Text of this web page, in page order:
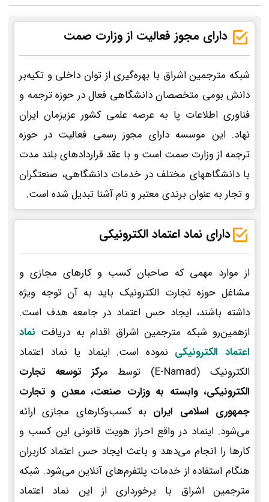
دارای مجوز فعالیت از وزارت صمت
شبکه مترجمین اشراق با بهره‌گیری از توان داخلی و تکیه‌بر
دانش بومی متخصصان دانشگاهی فعال در حوزه ترجمه و
فناوری اطلاعات پا به عرصه علمی کشور عزیزمان ایران
نهاد. این موسسه دارای مجوز رسمی فعالیت در حوزه
ترجمه از وزارت صمت است و با عقد قراردادهای بلند مدت
با دانشگاههای مختلف در خدمات دانشگاهی، صنعتگران
و تجار به عنوان برندی معتبر و نام آشنا تبدیل شده است.
دارای نماد اعتماد الکترونیکی
از موارد مهمی که صاحبان کسب و کارهای مجازی و
مشاغل حوزه تجارت الکترونیک باید به آن توجه ویژه
داشته باشند، ایجاد حس اعتماد در جامعه هدف است.
ازهمین‌رو شبکه مترجمین اشراق اقدام به دریافت نماد
اعتماد الکترونیکی نموده است. اینماد یا نماد اعتماد
الکترونیک (E-Namad) توسط م
رکز توسعه تجارت
الکترونیکی، وابسته به وزارت صنعت، معدن و تجارت
جمهوری اسلامی ایران به کسب‌وکارهای مجازی ارائه
می‌شود. اینماد در واقع احراز هویت قانونی این کسب و
کارها را انجام می‌دهد و باعث ایجاد حس اعتماد کاربران
هنگام استفاده از خدمات پلتفرم‌های آنلاین می‌شود. شبکه
مترجمین اشراق با برخورداری از این نماد اعتماد